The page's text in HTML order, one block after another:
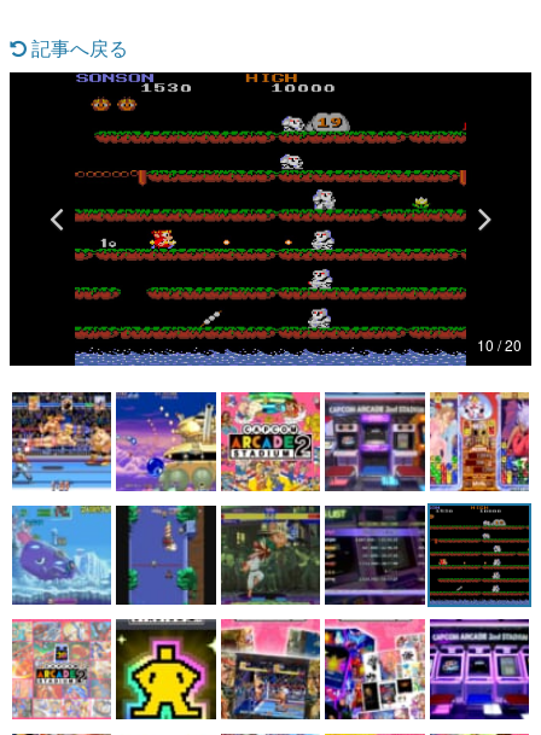
なんでゲームは面白い？
ゲーム開発者・hamatsu氏がゲームの魅力を画面や操作の
具体的な形から解き明かしていく、硬派で骨太な評論連載
です。
ゲームが変えた日本語
「経験値」「裏技」「ラスボス」… ゲームにまつわる言葉
の起源や用法の変遷を、コンピューター文化史研究家・タ
イニーP氏が徹底調査。
カテゴリ
特集記事
マンガ
女性向け
アプリレビュー
その他
電ファミニコゲーマーとは？
運営：株式会社マレ
記事へ戻る
10 / 20